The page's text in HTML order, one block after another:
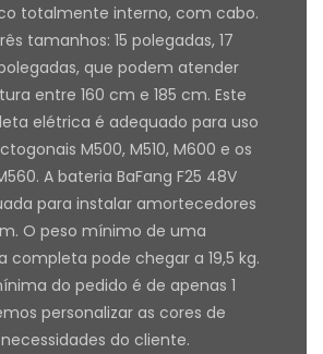
totalmente interno, com cabo.
tamanhos: 15 polegadas, 17
que podem atender
entre 160 cm e 185 cm. Este
elétrica é adequado para uso
M500, M510, M600 e os
A bateria BaFang F25 48V
para instalar amortecedores
O peso mínimo de uma
completa pode chegar a 19,5 kg.
do pedido é de apenas 1
personalizar as cores de
do cliente.